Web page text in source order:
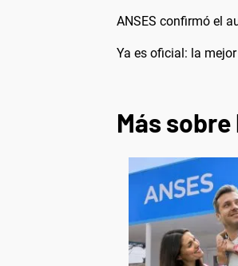
ANSES confirmó el
Ya es oficial: la
Más